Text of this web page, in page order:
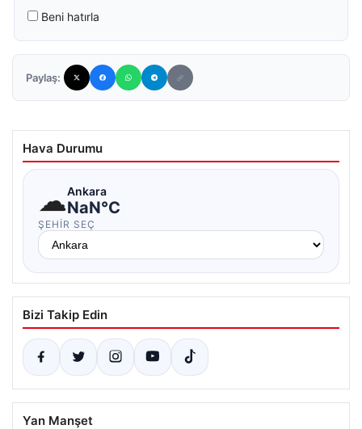
Beni hatırla
Paylaş:
Hava Durumu
☁Ankara
NaN°C
ŞEHIR SEÇ
Bizi Takip Edin
Yan Manşet